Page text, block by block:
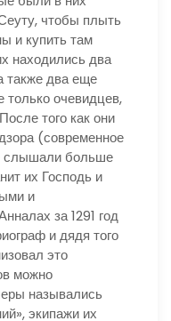
чтобы плыть
и купить там
находились два
также два еще
очевидцев,
того как они
(современное
слышали больше
их Господь и
и
за 1291 год
и дядя того
это
можно
назывались
экипажи их